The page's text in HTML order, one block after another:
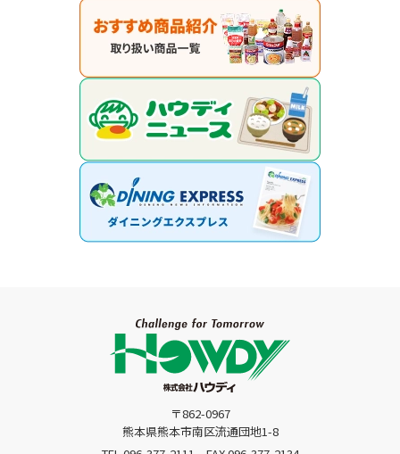
〒862-0967
熊本県熊本市南区流通団地1-8